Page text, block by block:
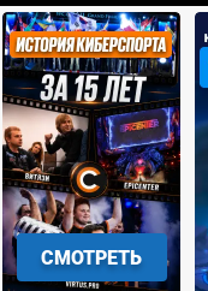
СМОТРЕТЬ